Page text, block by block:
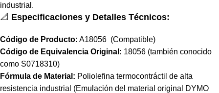
industrial.
📐 Especificaciones y Detalles Técnicos:
Código de Producto: A18056 (Compatible)
Código de Equivalencia Original: 18056 (también conocido
como S0718310)
Fórmula de Material: Poliolefina termocontráctil de alta
resistencia industrial (Emulación del material original DYMO